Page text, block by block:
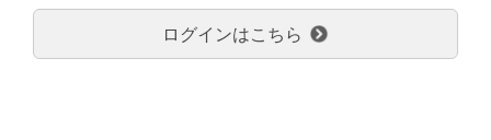
のみで新たな送料は発生しません。
大型商品送料が必要な商品をご注文の場合は、大型商品送料のみご
負担頂きます。
ログインはこちら